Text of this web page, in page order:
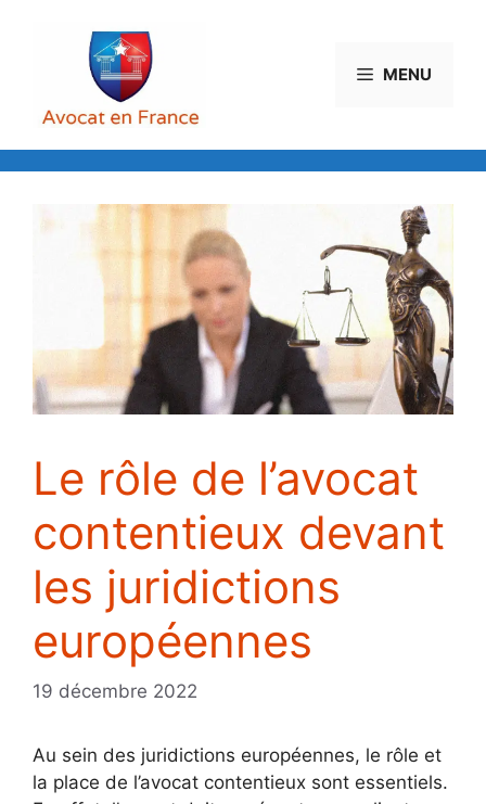
MENU
Le rôle de l’avocat
contentieux devant
les juridictions
européennes
19 décembre 2022
Au sein des juridictions européennes, le rôle et
la place de l’avocat contentieux sont essentiels.